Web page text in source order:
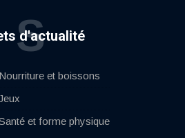
d'actualité
S
Nourriture et boissons
et forme physique